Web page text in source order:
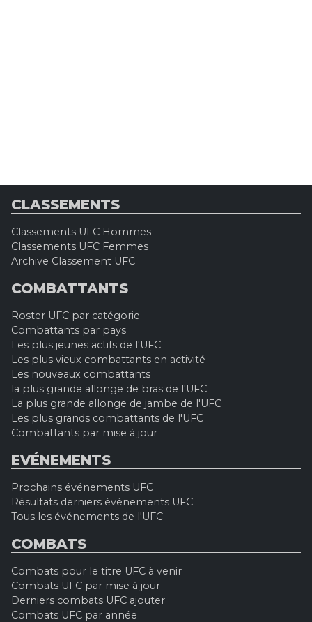
CLASSEMENTS
Classements UFC Hommes
Classements UFC Femmes
Archive Classement UFC
COMBATTANTS
Roster UFC par catégorie
Combattants par pays
Les plus jeunes actifs de l'UFC
Les plus vieux combattants en activité
Les nouveaux combattants
la plus grande allonge de bras de l'UFC
La plus grande allonge de jambe de l'UFC
Les plus grands combattants de l'UFC
Combattants par mise à jour
EVÉNEMENTS
Prochains événements UFC
Résultats derniers événements UFC
Tous les événements de l'UFC
COMBATS
Combats pour le titre UFC à venir
Combats UFC par mise à jour
Derniers combats UFC ajouter
Combats UFC par année